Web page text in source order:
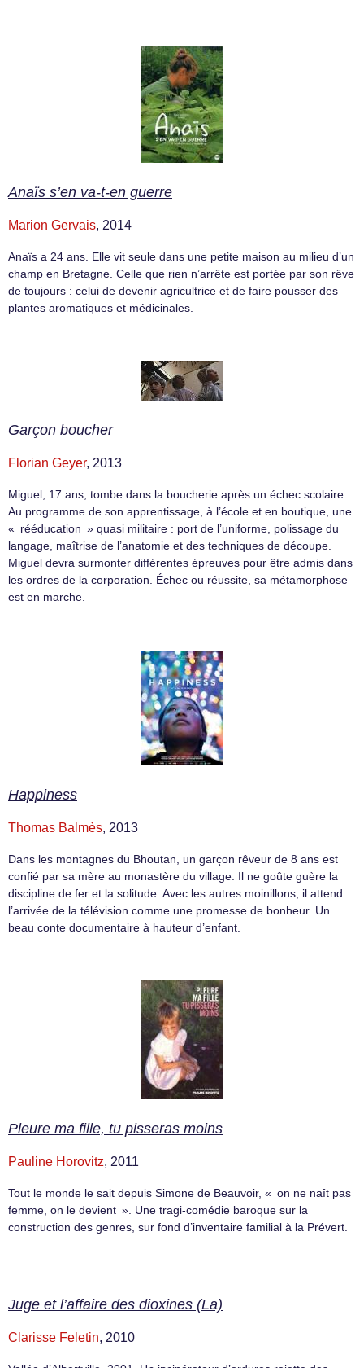
Anaïs s’en va-t-en guerre
Marion Gervais, 2014
Anaïs a 24 ans. Elle vit seule dans une petite maison au milieu d’un
champ en Bretagne. Celle que rien n’arrête est portée par son rêve
de toujours : celui de devenir agricultrice et de faire pousser des
plantes aromatiques et médicinales.
Garçon boucher
Florian Geyer, 2013
Miguel, 17 ans, tombe dans la boucherie après un échec scolaire.
Au programme de son apprentissage, à l’école et en boutique, une
« rééducation » quasi militaire : port de l’uniforme, polissage du
langage, maîtrise de l’anatomie et des techniques de découpe.
Miguel devra surmonter différentes épreuves pour être admis dans
les ordres de la corporation. Échec ou réussite, sa métamorphose
est en marche.
Happiness
Thomas Balmès, 2013
Dans les montagnes du Bhoutan, un garçon rêveur de 8 ans est
confié par sa mère au monastère du village. Il ne goûte guère la
discipline de fer et la solitude. Avec les autres moinillons, il attend
l’arrivée de la télévision comme une promesse de bonheur. Un
beau conte documentaire à hauteur d’enfant.
Pleure ma fille, tu pisseras moins
Pauline Horovitz, 2011
Tout le monde le sait depuis Simone de Beauvoir, « on ne naît pas
femme, on le devient ». Une tragi-comédie baroque sur la
construction des genres, sur fond d’inventaire familial à la Prévert.
Juge et l’affaire des dioxines (La)
Clarisse Feletin, 2010